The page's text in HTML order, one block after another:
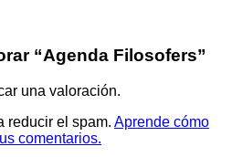
“Agenda Filosofers”
una valoración.
reducir el spam. Aprende cómo
comentarios.